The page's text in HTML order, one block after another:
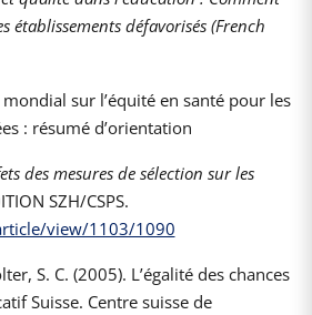
établissements défavorisés (French
sur l’équité en santé pour les
: résumé d’orientation
des mesures de sélection sur les
SZH/CSPS.
view/1103/1090
S. C. (2005). L’égalité des chances
Suisse. Centre suisse de